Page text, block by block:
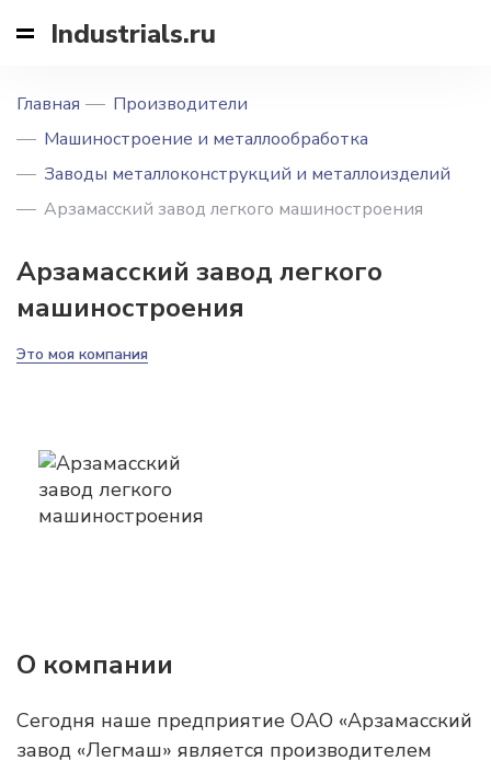
Industrials.ru
Главная
Производители
Машиностроение и металлообработка
Заводы металлоконструкций и металлоизделий
Арзамасский завод легкого машиностроения
Арзамасский завод легкого
машиностроения
Это моя компания
О компании
Сегодня наше предприятие ОАО «Арзамасский
завод «Легмаш» является производителем